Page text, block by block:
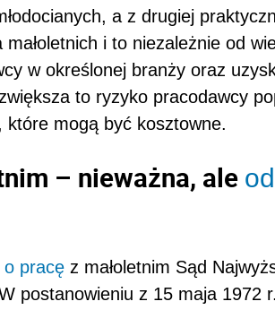
a z drugiej
i to niezależnie od
w określonej branży oraz
to ryzyko pracodawcy
które mogą być kosztowne.
– nieważna, ale
o pracę z małoletnim Sąd
postanowieniu z 15 maja 1972